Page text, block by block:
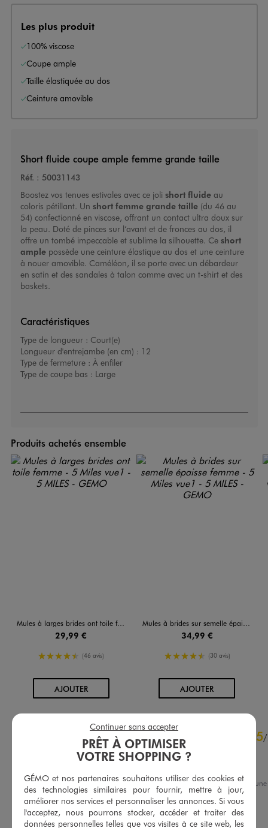
Les plus produit
100% viscose
Coupe ample
Taille élastiquée au dos
Ceinture amovible
Short fluide coupe ample femme grande taille
Réf. : 50031143
Boostez vos tenues estivales avec ce joli short fluideau
coloris pétillant. Un short femme grande taille(du 46 au
54) confectionné en viscose, offrant un contact ultra doux sur
la peau. Doté de pinces sur l’avant et de fronces au dos, il
offre un tombé impeccable et sublime la silhouette. Ce short
amplepossède une ceinture élastique au dos et une ceinture
à nouer amovible. Caméléon, il se porte avec un débardeur
en satin et des sandales à talon comme avec un t-shirt et des
baskets.
Caractéristiques
Type de longueur : Court(e)
Longueur d'entrejambe (en cm) : 12
Type de fermeture : À enfiler
Type de coupe bas : Large
Produits achetés ensemble
Mules à larges brides ont toile femme - 5 Miles
29,99 €
4.5/5 de moyenne
(46 avis)
AJOUTERAU PANIER
Mules à brides sur semelle épaisse femme - 5 Miles
34,99 €
4.5/5 de moyenne
(30 avis)
AJOUTERAU PANIER
4.6/5
Basé sur27 avis soumis à un
contrôle
Voir tous les avis sur ce site
5/
Avis vérifié et récompensé
Avis du06/08/2026 , suite à une
du23/07/2026 par Brigitte I.
Utile(0) Signaler
PRÊT À OPTIMISER
VOTRE SHOPPING ?
GÉMO et nos partenaires souhaitons utiliser des cookies et
des technologies similaires pour fournir, mettre à jour,
améliorer nos services et personnaliser les annonces. Si vous
l'acceptez, nous pourrons stocker, accéder et traiter des
données personnelles telles que vos visites à ce site web, les
Continuer sans accepter